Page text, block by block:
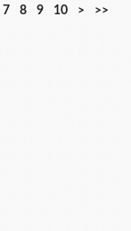
7 8 9 10 > >>